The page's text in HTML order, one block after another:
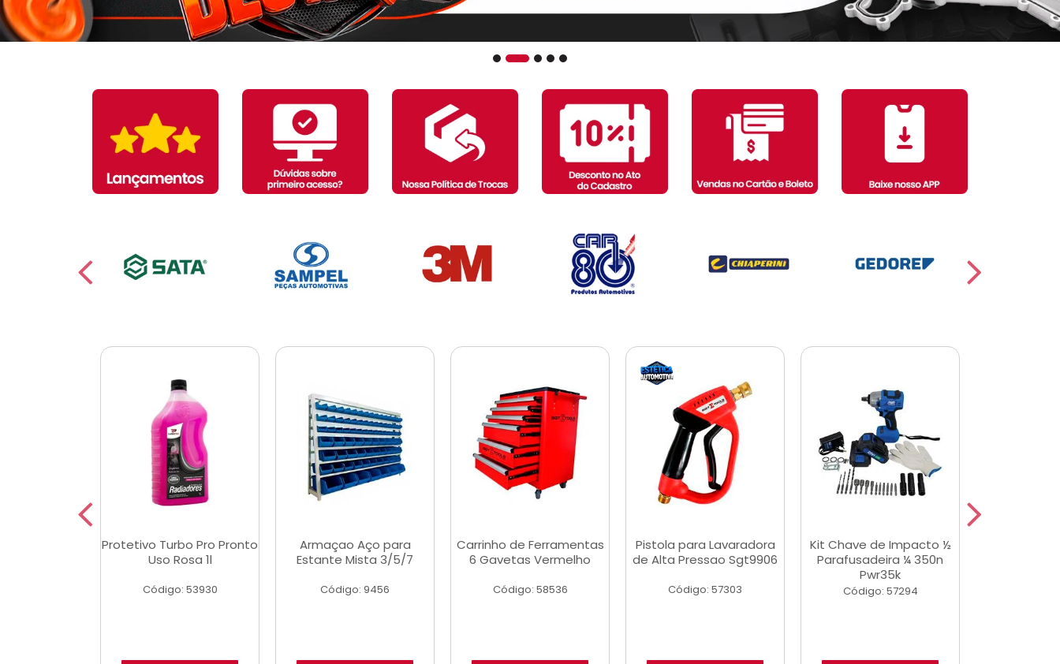
Protetivo Turbo Pro Pronto
Uso Rosa 1l
Código: 53930
Armaçao Aço para
Estante Mista 3/5/7
Código: 9456
Carrinho de Ferramentas
6 Gavetas Vermelho
Código: 58536
Pistola para Lavaradora
de Alta Pressao Sgt9906
Código: 57303
Kit Chave de Impacto ½
Parafusadeira ¼ 350n
Pwr35k
Código: 57294